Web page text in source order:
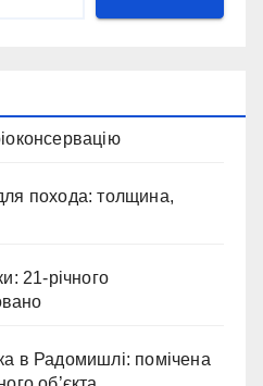
похода: толщина,
21-річного
в Радомишлі: помічена